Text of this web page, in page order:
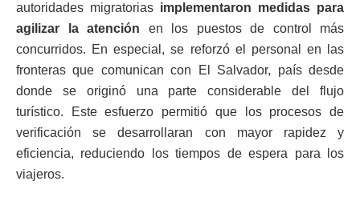
autoridades migratorias implementaron medidas para
agilizar la atención en los puestos de control más
concurridos. En especial, se reforzó el personal en las
fronteras que comunican con El Salvador, país desde
donde se originó una parte considerable del flujo
turístico. Este esfuerzo permitió que los procesos de
verificación se desarrollaran con mayor rapidez y
eficiencia, reduciendo los tiempos de espera para los
viajeros.